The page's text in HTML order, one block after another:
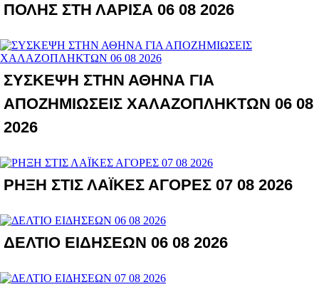
ΠΟΛΗΣ ΣΤΗ ΛΑΡΙΣΑ 06 08 2026
ΣΥΣΚΕΨΗ ΣΤΗΝ ΑΘΗΝΑ ΓΙΑ
ΑΠΟΖΗΜΙΩΣΕΙΣ ΧΑΛΑΖΟΠΛΗΚΤΩΝ 06 08
2026
ΡΗΞΗ ΣΤΙΣ ΛΑΪΚΕΣ ΑΓΟΡΕΣ 07 08 2026
ΔΕΛΤΙΟ ΕΙΔΗΣΕΩΝ 06 08 2026